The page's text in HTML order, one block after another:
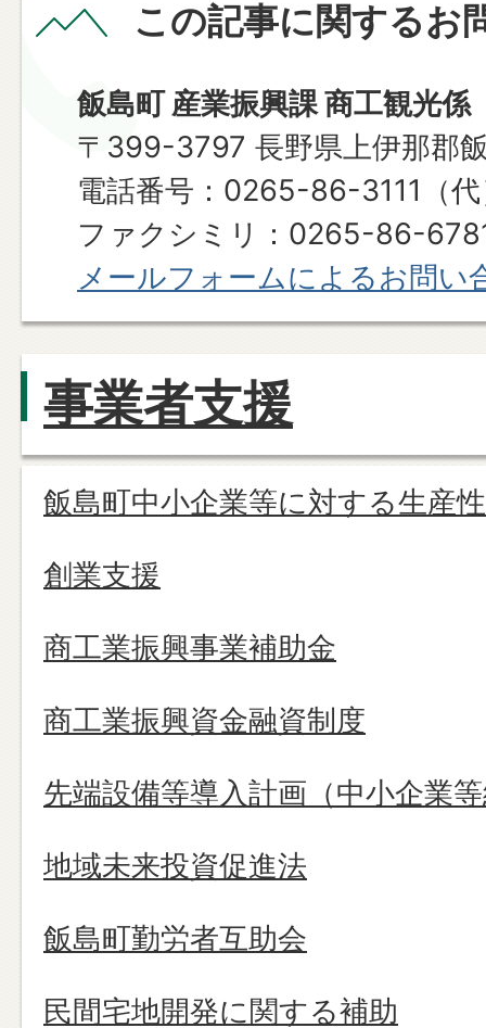
この記事に関するお
飯島町 産業振興課 商工観光係
〒399-3797 長野県上伊那郡
電話番号：0265-86-3111（
ファクシミリ：0265-86-
メールフォームによるお問い
事業者支援
飯島町中小企業等に対する生産
創業支援
商工業振興事業補助金
商工業振興資金融資制度
先端設備等導入計画（中小企業
地域未来投資促進法
飯島町勤労者互助会
民間宅地開発に関する補助